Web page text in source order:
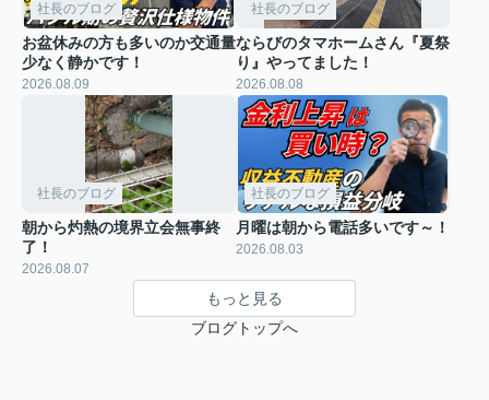
社長のブログ
お盆休みの方も多いのか交通量
少なく静かです！
2026.08.09
社長のブログ
ならびのタマホームさん『夏祭
り』やってました！
2026.08.08
社長のブログ
朝から灼熱の境界立会無事終
了！
2026.08.07
社長のブログ
月曜は朝から電話多いです～！
2026.08.03
もっと見る
ブログトップへ